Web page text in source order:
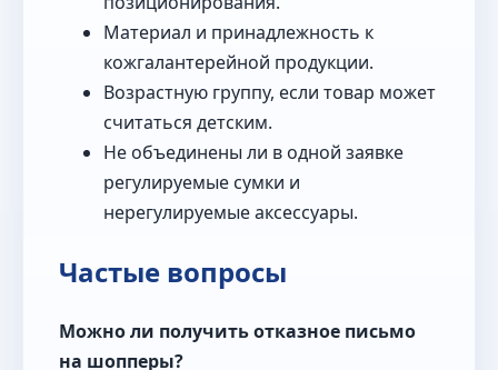
Материал и принадлежность к
кожгалантерейной продукции.
Возрастную группу, если товар может
считаться детским.
Не объединены ли в одной заявке
регулируемые сумки и
нерегулируемые аксессуары.
Частые вопросы
Можно ли получить отказное письмо
на шопперы?